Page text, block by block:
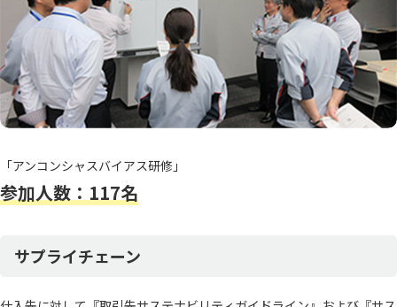
「アンコンシャスバイアス研修」
参加人数：117名
サプライチェーン